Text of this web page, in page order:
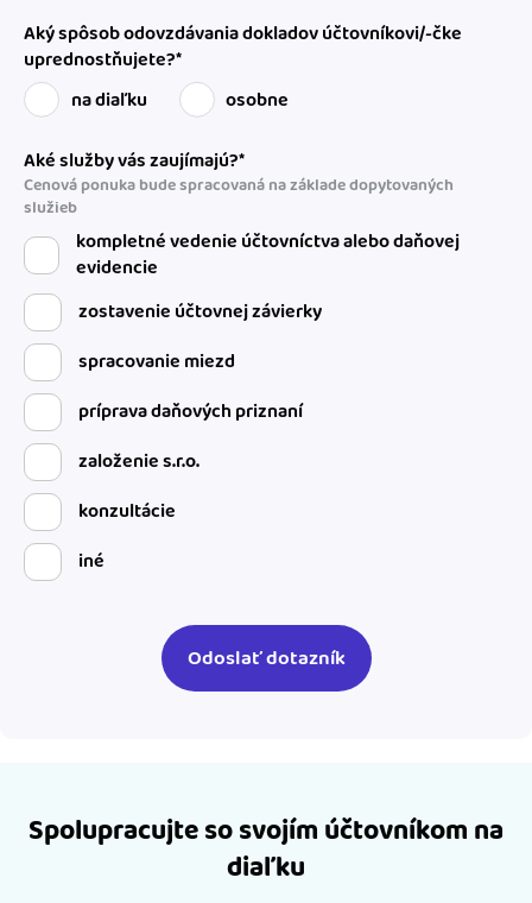
Aký spôsob odovzdávania dokladov účtovníkovi/-čke
uprednostňujete?*
na diaľku
osobne
Aké služby vás zaujímajú?*
Cenová ponuka bude spracovaná na základe dopytovaných
služieb
kompletné vedenie účtovníctva alebo daňovej
evidencie
zostavenie účtovnej závierky
spracovanie miezd
príprava daňových priznaní
založenie s.r.o.
konzultácie
iné
Spolupracujte so svojím účtovníkom na
diaľku